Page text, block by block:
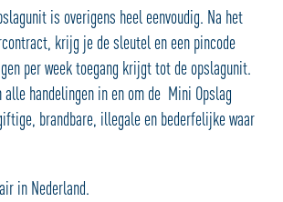
is overigens heel eenvoudig. Na het
krijg je de sleutel en een pincode
per week toegang krijgt tot de opslagunit.
alle handelingen in en om de Mini Opslag
brandbare, illegale en bederfelijke waar
in Nederland.